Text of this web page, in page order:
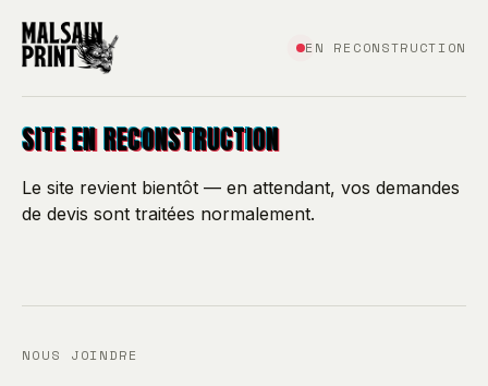
EN RECONSTRUCTION
SITE EN RECONSTRUCTION
Le site revient bientôt — en attendant, vos demandes
de devis sont traitées normalement.
NOUS JOINDRE